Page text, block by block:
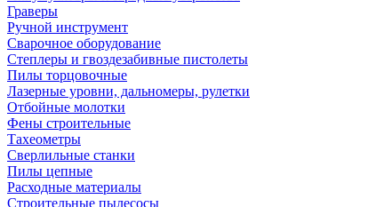
Граверы
Ручной инструмент
Сварочное оборудование
Степлеры и гвоздезабивные пистолеты
Пилы торцовочные
Лазерные уровни, дальномеры, рулетки
Отбойные молотки
Фены строительные
Тахеометры
Сверлильные станки
Пилы цепные
Расходные материалы
Строительные пылесосы